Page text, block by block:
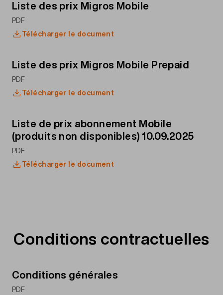
Liste des prix Migros Mobile
PDF
Télécharger le document
Liste des prix Migros Mobile Prepaid
PDF
Télécharger le document
Liste de prix abonnement Mobile
(produits non disponibles) 10.09.2025
PDF
Télécharger le document
Conditions contractuelles
Conditions générales
PDF